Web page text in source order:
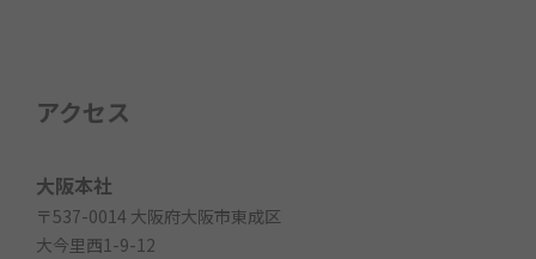
アクセス
大阪本社
〒537-0014 大阪府大阪市東成区
大今里西1-9-12